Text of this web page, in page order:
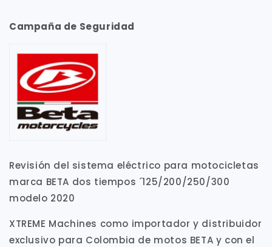
Campaña de Seguridad
Revisión del sistema eléctrico para motocicletas
marca BETA dos tiempos ´125/200/250/300
modelo 2020
XTREME Machines como importador y distribuidor
exclusivo para Colombia de motos BETA y con el